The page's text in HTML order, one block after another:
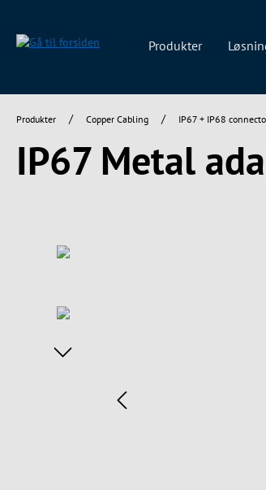
Produkter
Produkter / Copper Cabling / IP67 + IP68
IP67 Metal